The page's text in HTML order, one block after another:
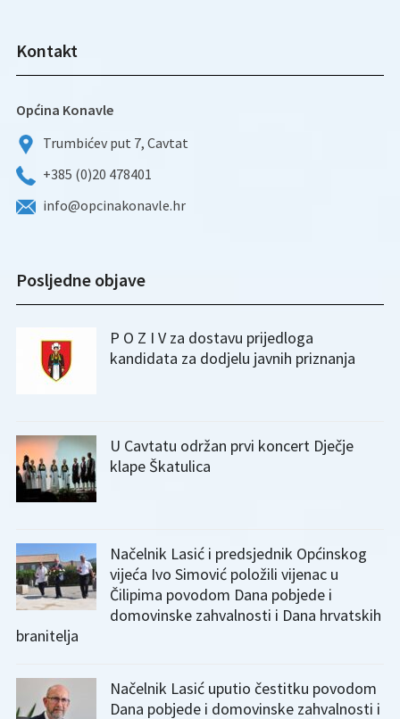
Kontakt
Općina Konavle
Trumbićev put 7, Cavtat
+385 (0)20 478401
info@opcinakonavle.hr
Posljedne objave
P O Z I V za dostavu prijedloga
kandidata za dodjelu javnih priznanja
U Cavtatu održan prvi koncert Dječje
klape Škatulica
Načelnik Lasić i predsjednik Općinskog
vijeća Ivo Simović položili vijenac u
Čilipima povodom Dana pobjede i
domovinske zahvalnosti i Dana hrvatskih
branitelja
Načelnik Lasić uputio čestitku povodom
Dana pobjede i domovinske zahvalnosti i